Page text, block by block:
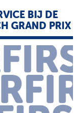
BIJ DE
GRAND PRIX